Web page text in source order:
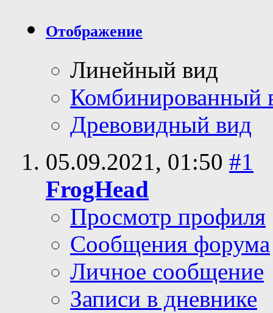
Отображение
Линейный вид
Комбинированный
Древовидный вид
05.09.2021, 01:50 #1
FrogHead
Просмотр профиля
Сообщения форума
Личное сообщение
Записи в дневнике